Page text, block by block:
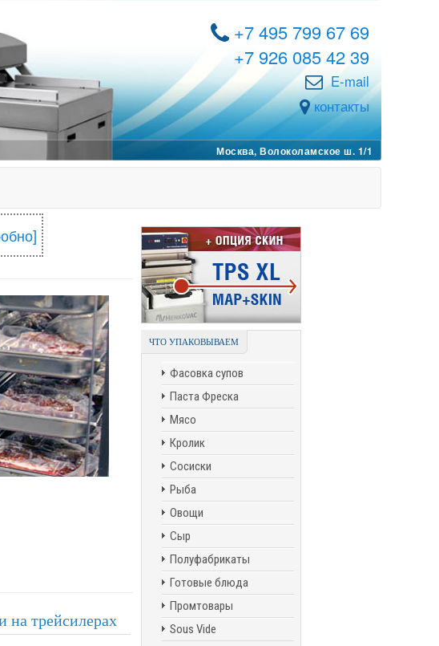
+7 495 799 67 69
+7 926 085 42 39
E-mail
контакты
Москва, Волоколамское ш. 1/1
ЧТО УПАКОВЫВАЕМ
Фасовка супов
Паста Фреска
Мясо
Кролик
Сосиски
Рыба
Овощи
Сыр
Полуфабрикаты
Готовые блюда
Промтовары
Sous Vide
на трейсилерах